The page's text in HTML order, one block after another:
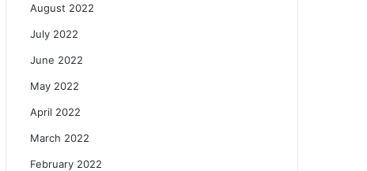
August 2022
July 2022
June 2022
May 2022
April 2022
March 2022
February 2022